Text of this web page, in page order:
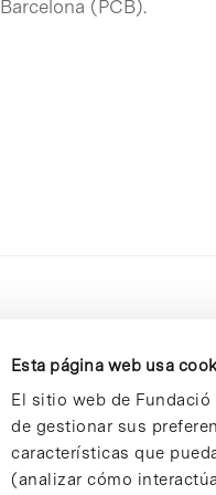
Esta página web usa
El sitio web de
de gestionar sus
características que
(analizar cómo
Barcelona (PCB).